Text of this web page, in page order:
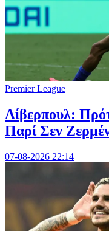
Premier League
Λίβερπουλ:
Παρί Σεν
07-08-2026 22:14